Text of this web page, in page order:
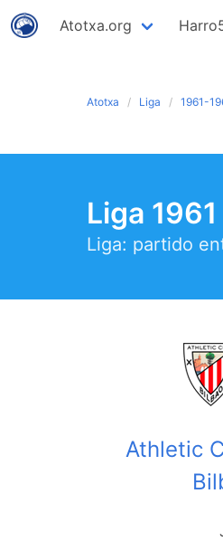
Atotxa.org
Atotxa Liga 1961-
Liga
Liga: partido
Athletic